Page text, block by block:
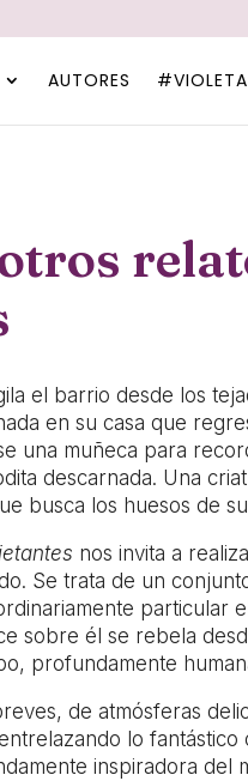
AUTORES
el barrio desde los
en su casa que
una muñeca para
descarnada. Una
busca los huesos de
nos invita a
Se trata de un
particular
sobre él se rebela
profundamente
de atmósferas
lo fantástico
inspiradora del